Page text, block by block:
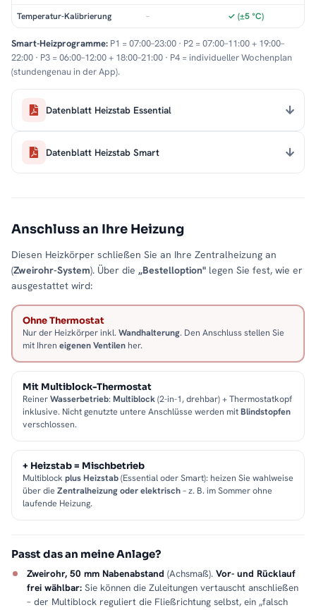
Temperatur-Kalibrierung – ✓ (±5 °C)
Smart-Heizprogramme: P1 = 07:00–23:00 · P2 = 07:00–11:00 + 19:00–
22:00 · P3 = 06:00–12:00 + 18:00–21:00 · P4 = individueller Wochenplan
(stundengenau in der App).
Datenblatt Heizstab Essential
Datenblatt Heizstab Smart
Anschluss an Ihre Heizung
Diesen Heizkörper schließen Sie an Ihre Zentralheizung an
(Zweirohr-System). Über die „Bestelloption" legen Sie fest, wie er
ausgestattet wird:
Ohne Thermostat
Nur der Heizkörper inkl. Wandhalterung. Den Anschluss stellen Sie
mit Ihren eigenen Ventilen her.
Mit Multiblock-Thermostat
ReinerWasserbetrieb: Multiblock(2-in-1, drehbar) + Thermostatkopf
inklusive. Nicht genutzte untere Anschlüsse werden mitBlindstopfen
verschlossen.
+ Heizstab = Mischbetrieb
Multiblock plus Heizstab(Essential oder Smart): heizen Sie wahlweise
über die Zentralheizung oder elektrisch– z. B. im Sommer ohne
laufende Heizung.
Passt das an meine Anlage?
Zweirohr, 50 mm Nabenabstand (Achsmaß). Vor- und Rücklauf
frei wählbar: Sie können die Zuleitungen vertauscht anschließen
– der Multiblock reguliert die Fließrichtung selbst, ein „falsch